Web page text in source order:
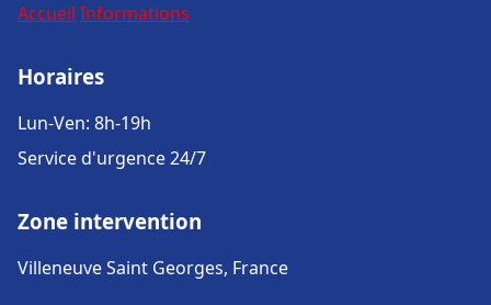
Accueil Informations
Horaires
Lun-Ven: 8h-19h
Service d'urgence 24/7
Zone intervention
Villeneuve Saint Georges, France